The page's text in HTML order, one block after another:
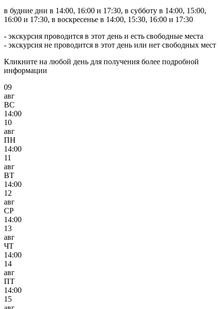
в будние дни в 14:00, 16:00 и 17:30, в субботу в 14:00, 15:00,
16:00 и 17:30, в воскресенье в 14:00, 15:30, 16:00 и 17:30
- экскурсия проводится в этот день и есть свободные места
- экскурсия не проводится в этот день или нет свободных мест
Кликните на любой день для получения более подробной
информации
09
авг
ВС
14:00
10
авг
ПН
14:00
11
авг
ВТ
14:00
12
авг
СР
14:00
13
авг
ЧТ
14:00
14
авг
ПТ
14:00
15